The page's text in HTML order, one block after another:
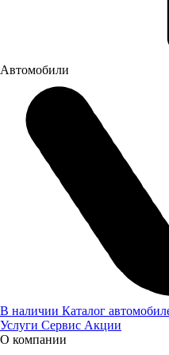
Автомобили
В наличии Каталог
Услуги Сервис Акции
О компании
Оставьте нам контактные
Я даюсогласиена
Я даюсогласиена
информационных сообщений